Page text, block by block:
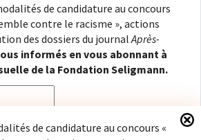
de candidature au concours
contre le racisme », actions
des dossiers du journal Après-
informés en vous abonnant à
de la Fondation Seligmann.
de candidature au concours «